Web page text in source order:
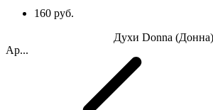
160 руб.
Духи Donna (Донна)
Ар...